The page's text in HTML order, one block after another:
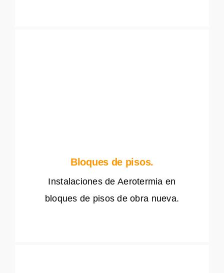
Bloques de pisos.
Instalaciones de Aerotermia en
bloques de pisos de obra nueva.